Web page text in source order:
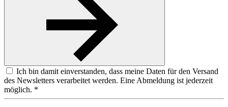
Ich bin damit einverstanden, dass meine Daten für den Versand
des Newsletters verarbeitet werden. Eine Abmeldung ist jederzeit
möglich. *